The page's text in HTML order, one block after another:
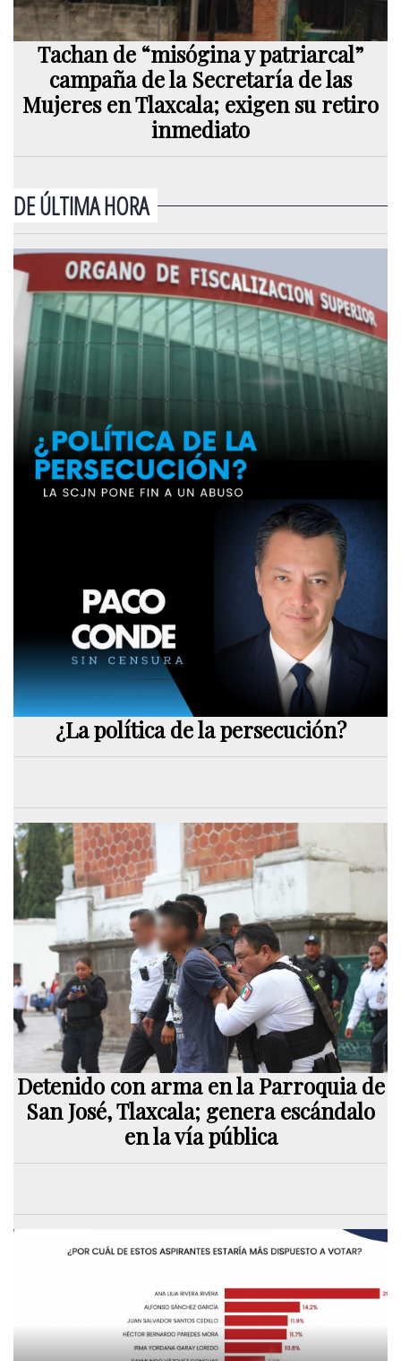
Tachan de “misógina y patriarcal”
campaña de la Secretaría de las
Mujeres en Tlaxcala; exigen su retiro
inmediato
DE ÚLTIMA HORA
¿La política de la persecución?
Detenido con arma en la Parroquia de
San José, Tlaxcala; genera escándalo
en la vía pública